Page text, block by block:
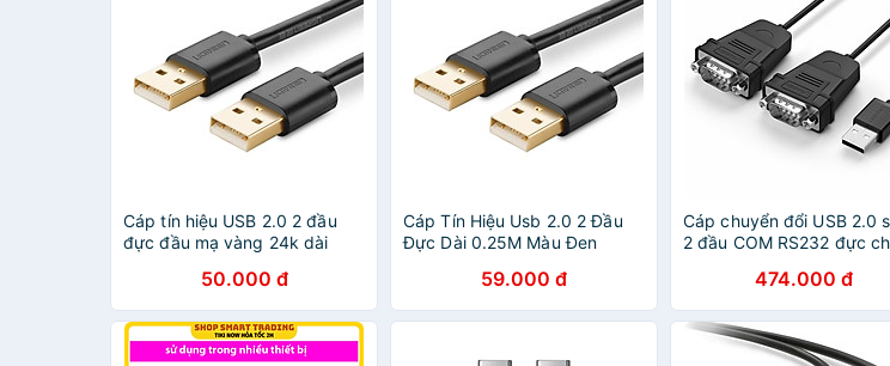
Cáp tín hiệu USB 2.0 2 đầu
đực đầu mạ vàng 24k dài
USB10308Us102 Hàng chính
hãng
50.000 đ
Cáp Tín Hiệu Usb 2.0 2 Đầu
Đực Dài 0.25M Màu Đen
Chính Hãng59.000 đ
Cáp chuyển đổi USB 2.0
2 đầu COM RS232 đực
30769 - Hàng chính hãng
474.000 đ